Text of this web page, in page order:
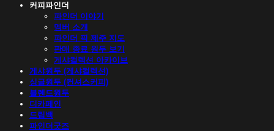
커피파인더
파인더 이야기
멤버 소개
파인더 픽 제주 지도
판매 종료 원두 보기
게샤컬렉션 아카이브
게샤원두 (게샤컬렉션)
싱글원두 (컨셔스커피)
블렌드원두
디카페인
드립백
파인더굿즈